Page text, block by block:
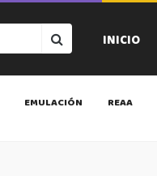
INICIO
EMULACIÓN REAA